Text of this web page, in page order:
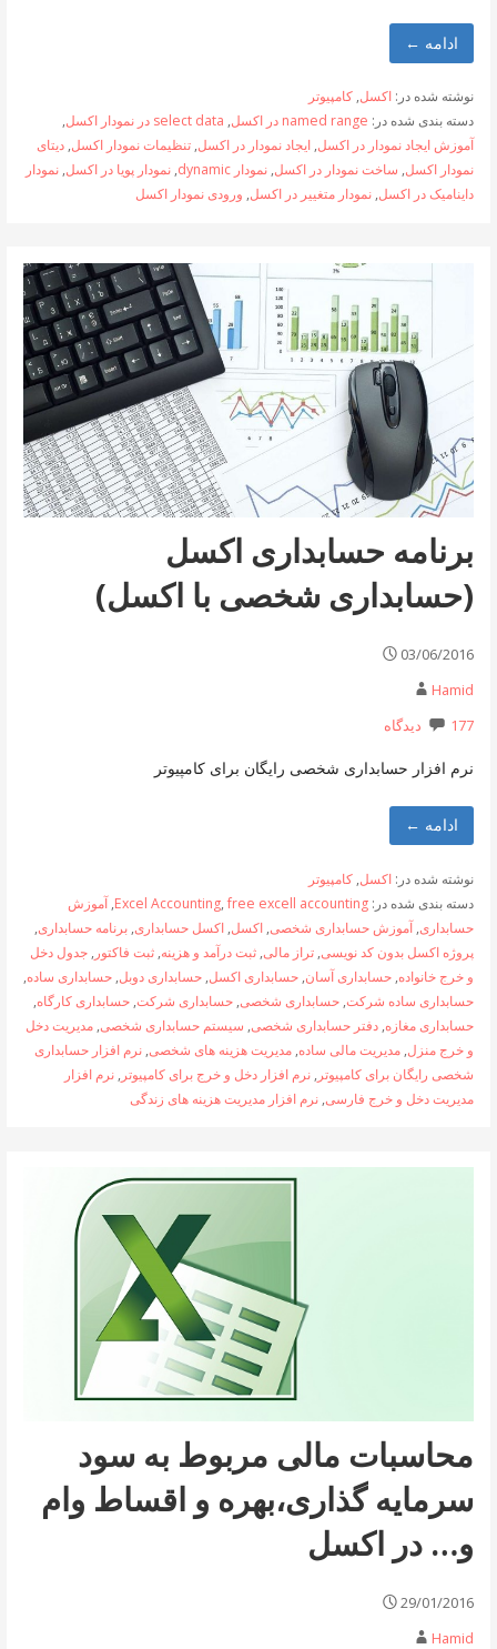
ادامه ←
نوشته شده در: اکسل,کامپیوتر
دسته بندی شده در: named range در اکسل , select data در نمودار اکسل
,
آموزش ایجاد نمودار در اکسل,ایجاد نمودار در اکسل,تنظیمات نمودار اکسل,دیتای
نمودار اکسل, ساخت نمودار در اکسل,نمودار dynamic ,نمودار پویا در اکسل,نمودار
داینامیک در اکسل,نمودار متغییر در اکسل, ورودی نمودار اکسل
برنامه حسابداری اکسل
(حسابداری شخصی با اکسل)
03/06/2016
Hamid
177 دیدگاه
نرم افزار حسابداری شخصی رایگان برای کامپیوتر
ادامه ←
نوشته شده در: اکسل, کامپیوتر
دسته بندی شده در:
Excel Accounting,free excell accounting
,آموزش
حسابداری,آموزش حسابداری شخصی, اکسل, اکسل حسابداری, برنامه حسابداری,
پروژه اکسل بدون کد نویسی, تراز مالی, ثبت درآمد و هزینه, ثبت فاکتور , جدول دخل
و خرج خانواده, حسابداری آسان, حسابداری اکسل, حسابداری دوبل, حسابداری ساده,
حسابداری ساده شرکت, حسابداری شخصی, حسابداری شرکت, حسابداری کارگاه,
حسابداری مغازه, دفتر حسابداری شخصی, سیستم حسابداری شخصی, مدیریت دخل
و خرج منزل, مدیریت مالی ساده, مدیریت هزینه های شخصی, نرم افزار حسابداری
شخصی رایگان برای کامپیوتر , نرم افزار دخل و خرج برای کامپیوتر , نرم افزار
مدیریت دخل و خرج فارسی, نرم افزار مدیریت هزینه های زندگی
محاسبات مالی مربوط به سود
سرمایه گذاری،بهره و اقساط وام
و… در اکسل
29/01/2016
Hamid